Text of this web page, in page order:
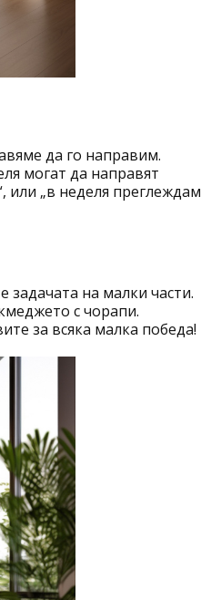
да го направим.
могат да направят
или „в неделя преглеждам
задачата на малки части.
с чорапи.
за всяка малка победа!